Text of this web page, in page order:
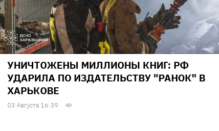
УНИЧТОЖЕНЫ МИЛЛИОНЫ КНИГ: РФ
УДАРИЛА ПО ИЗДАТЕЛЬСТВУ "РАНОК" В
ХАРЬКОВЕ
03 Августа 16:39